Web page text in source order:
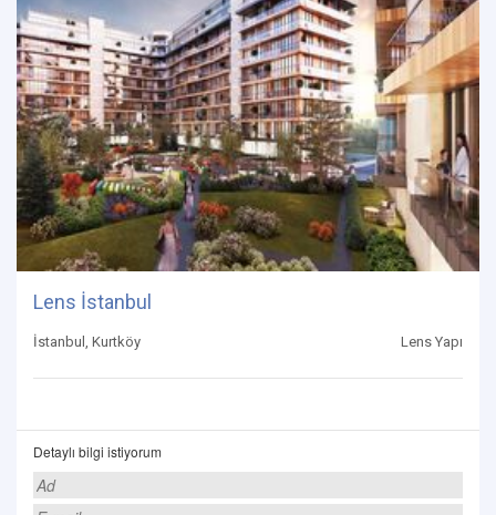
Lens İstanbul
İstanbul, Kurtköy Lens Yapı
Detaylı bilgi istiyorum